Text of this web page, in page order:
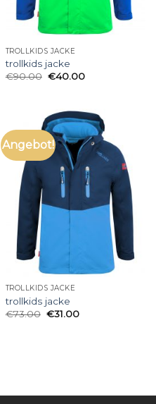
TROLLKIDS JACKE
trollkids jacke
€90.00 €40.00
Angebot!
TROLLKIDS JACKE
trollkids jacke
€73.00 €31.00